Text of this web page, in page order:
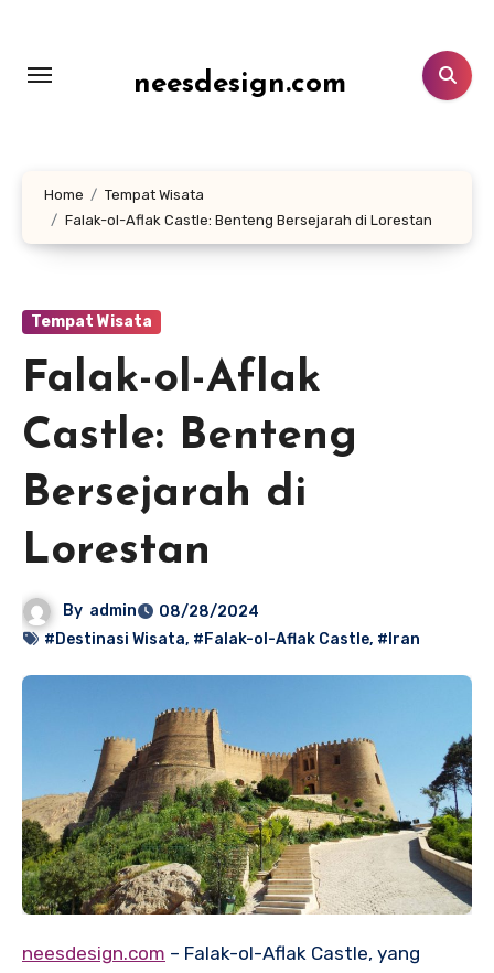
konten
neesdesign.com
Home
Tempat Wisata
Falak-ol-Aflak Castle: Benteng Bersejarah di Lorestan
Tempat Wisata
Falak-ol-Aflak
Castle: Benteng
Bersejarah di
Lorestan
By admin
08/28/2024
#Destinasi Wisata, #Falak-ol-Aflak Castle, #Iran
neesdesign.com – Falak-ol-Aflak Castle, yang